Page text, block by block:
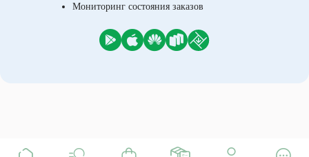
Мониторинг состояния заказов